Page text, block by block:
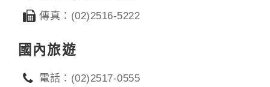
傳真：(02)2516-5222
國內旅遊
電話：(02)2517-0555